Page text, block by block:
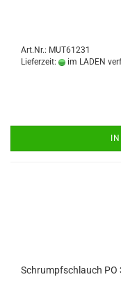
Art.Nr.: MUT61231
Lieferzeit:
im LADEN
Schrumpfschlauch PO